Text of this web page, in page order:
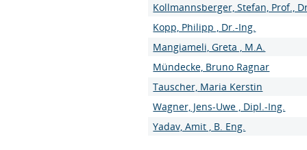
Kollmannsberger, Stefan, Prof.,
Kopp, Philipp , Dr.-Ing.
Mangiameli, Greta , M.A.
Mündecke, Bruno Ragnar
Tauscher, Maria Kerstin
Wagner, Jens-Uwe , Dipl.-Ing.
Yadav, Amit , B. Eng.